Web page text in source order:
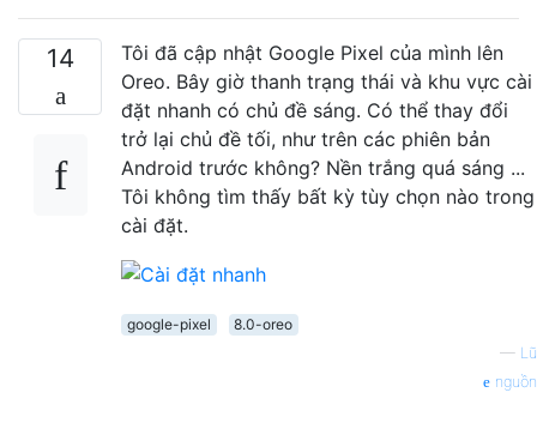
14
Tôi đã cập nhật Google Pixel của mình lên
Oreo. Bây giờ thanh trạng thái và khu vực cài
đặt nhanh có chủ đề sáng. Có thể thay đổi
trở lại chủ đề tối, như trên các phiên bản
Android trước không? Nền trắng quá sáng ...
Tôi không tìm thấy bất kỳ tùy chọn nào trong
cài đặt.
google-pixel
8.0-oreo
— Lũ
nguồn